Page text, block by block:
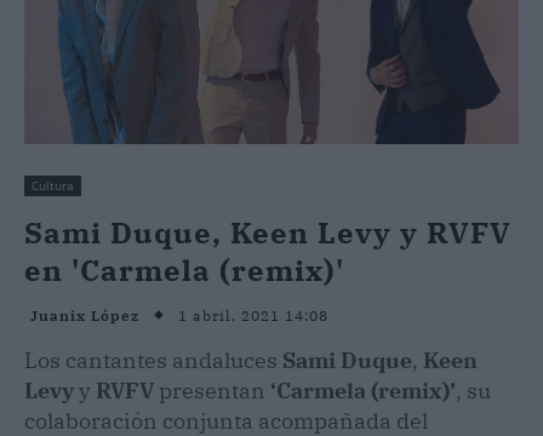
Cultura
Sami Duque, Keen Levy y RVFV
en 'Carmela (remix)'
Juanix López 1 abril, 2021 14:08
Los cantantes andaluces Sami Duque, Keen
Levyy RVFV presentan ‘Carmela (remix)’, su
colaboración conjunta acompañada del